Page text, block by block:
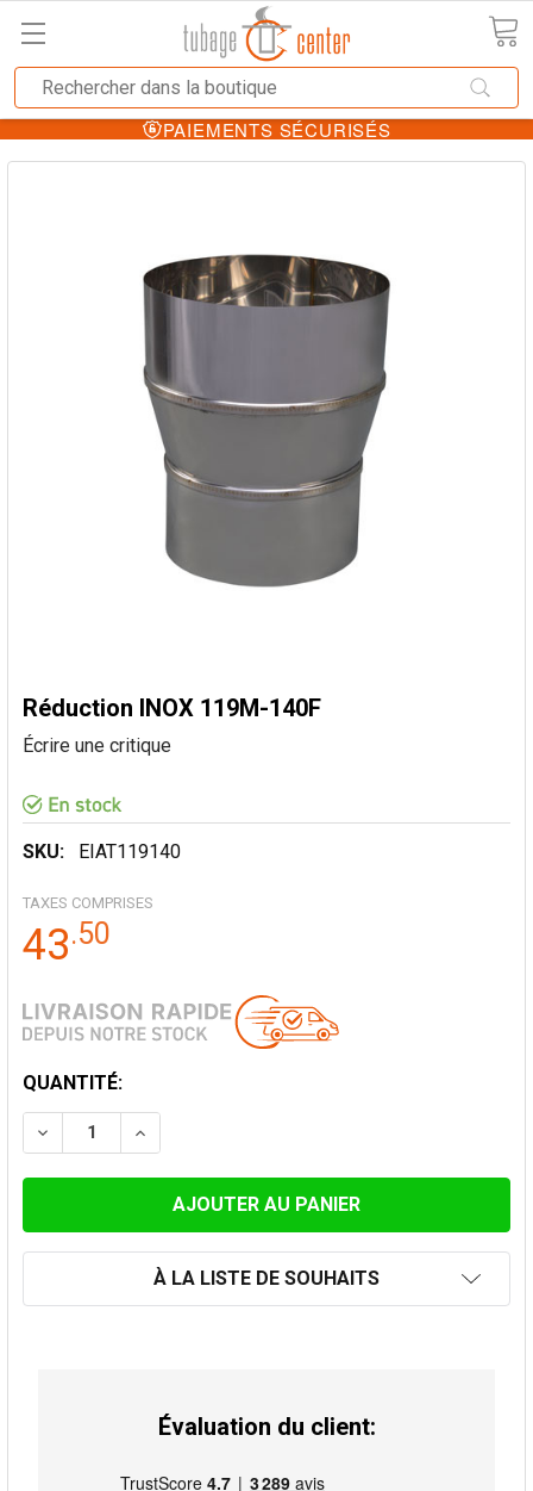
PAIEMENTS SÉCURISÉS
Réduction INOX 119M-140F
Écrire une critique
SKU: EIAT119140
TAXES COMPRISES
43.50
STOCK
ACTUEL:
QUANTITÉ:
DIMINUER LA QUANTITÉ DE RÉDUCTION INOX 119M-
AUGMENTER LA QUANTITÉ DE RÉDUCTION
À LA LISTE DE SOUHAITS
Évaluation du client: